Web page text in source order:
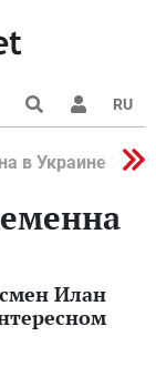
RU
в Украине 2022
Илан